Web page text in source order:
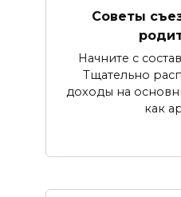
Советы
Начните с
Тщательно
доходы на
как